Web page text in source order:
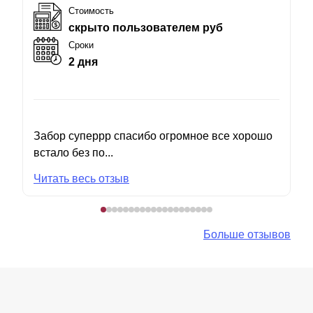
Стоимость
скрыто пользователем руб
Сроки
2 дня
Забор суперрр спасибо огромное все хорошо
встало без по...
Читать весь отзыв
Больше отзывов